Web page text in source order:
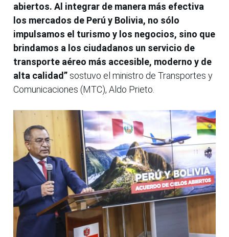
abiertos. Al integrar de manera más efectiva
los mercados de Perú y Bolivia, no sólo
impulsamos el turismo y los negocios, sino que
brindamos a los ciudadanos un servicio de
transporte aéreo más accesible, moderno y de
alta calidad” sostuvo el ministro de Transportes y
Comunicaciones (MTC), Aldo Prieto.